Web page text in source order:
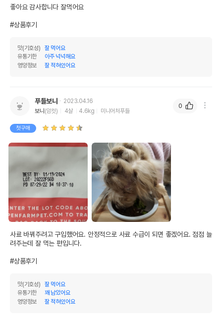
좋아요 감사합니다 잘먹어요
#상품후기
맛(기호성)
잘 먹어요
유통기한
아주 넉넉해요
영양정보
잘 적혀있어요
푸들보니
2023.04.16
보니(암컷) 4살 4.6kg 미니어처푸들
첫구매
사료 바꿔주려고 구입했어요. 안정적으로 사료 수급이 되면 좋겠어요. 점점 늘
려주는데 잘 먹는 편입니다.
#상품후기
맛(기호성)
잘 먹어요
유통기한
꽤 남았어요
영양정보
잘 적혀있어요
0